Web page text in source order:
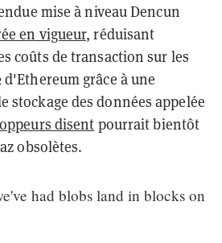
mise à niveau Dencun
en vigueur, réduisant
coûts de transaction sur les
d'Ethereum grâce à une
stockage des données appelée
disent pourrait bientôt
obsolètes.
had blobs land in blocks on